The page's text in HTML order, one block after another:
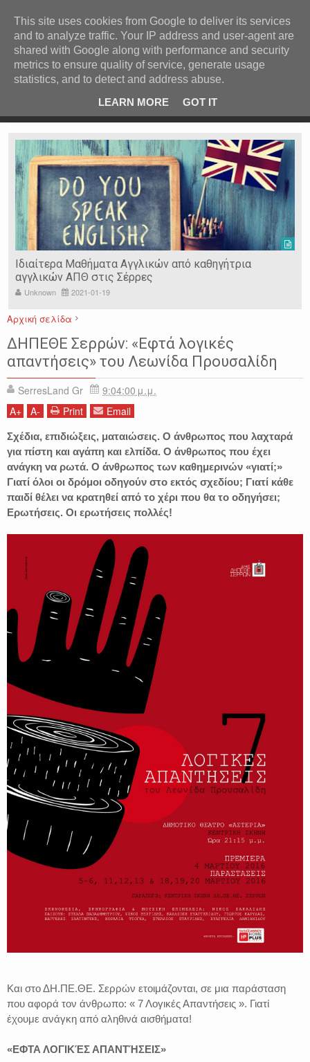
Ιερόσυλοι έκλεψαν τάματα από Ιερό Ναό στις Σέρρες
Ιδιαίτερα Μαθήματα Αγγλικών από καθηγήτρια
αγγλικών ΑΠΘ στις Σέρρες
Unknown 2021-01-19
Αρχική σελίδα
ΔΗΠΕΘΕ ΣΕΡΡΩΝ
ΕΚΔΗΛΩΣΕΙΣ
ΕΦΤΑ ΛΟΓΙΚΕΣ ΑΠΑΝΤΗΣΕΙΣ
ΘΕΑΤΡΟ ΣΕΡΡΕΣ
ΠΡΟΥΣΑΛΙΔΗΣ ΛΕΩΝΙΔΑΣ ΣΕΡΡΕΣ
ΔΗΠΕΘΕ Σερρών: «Εφτά λογικές
απαντήσεις» του Λεωνίδα Προυσαλίδη
SerresLand Gr
9:04:00 μ.μ.
A+ A- Print Email
Σχέδια, επιδιώξεις, ματαιώσεις. Ο άνθρωπος που λαχταρά
για πίστη και αγάπη και ελπίδα. Ο άνθρωπος που έχει
ανάγκη να ρωτά. Ο άνθρωπος των καθημερινών «γιατί;»
Γιατί όλοι οι δρόμοι οδηγούν στο εκτός σχεδίου; Γιατί κάθε
παιδί θέλει να κρατηθεί από το χέρι που θα το οδηγήσει;
Ερωτήσεις. Οι ερωτήσεις πολλές!
Και στο ΔΗ.ΠΕ.ΘΕ. Σερρών ετοιμάζονται, σε μια παράσταση
που αφορά τον άνθρωπο: « 7 Λογικές Απαντήσεις ». Γιατί
έχουμε ανάγκη από αληθινά αισθήματα!
«ΕΦΤΑ ΛΟΓΙΚΈΣ ΑΠΑΝΤΉΣΕΙΣ»
ΚΕΝΤΡΙΚΗ ΑΝΑ ΚΑΤΗΓΟΡΙΑ
ΕΙΔΗΣΕΙΣ ΑΝΑ ΠΕΡΙΟΧΗ
ΠΡΟΣΦΑΤΑ ΝΕΑ
Ν. ΣΕΡΡΩΝ Η ΓΗ ΜΑΣ
ΤΥΧΑΙΕΣ ΑΝΑΡΤΗΣΕΙΣ/ΑΡΘΡΑ
Serres Racing Circuit
Panserraikos FC
Ikaroi B.C.
This site uses cookies from Google to deliver its services
and to analyze traffic. Your IP address and user-agent are
shared with Google along with performance and security
metrics to ensure quality of service, generate usage
statistics, and to detect and address abuse.
LEARN MORE
GOT IT